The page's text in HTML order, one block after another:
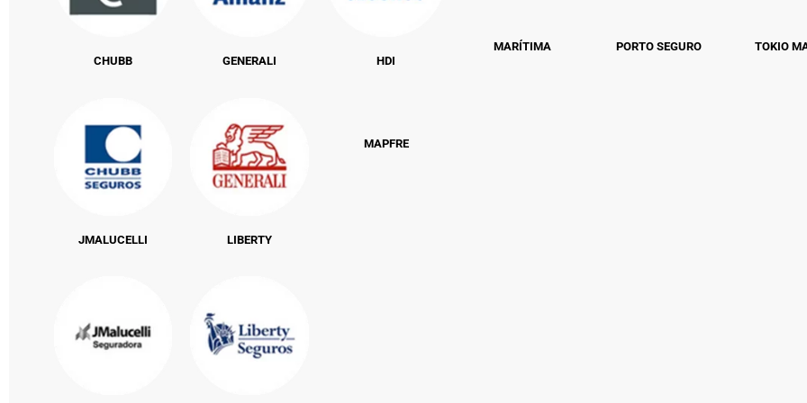
CHUBB
JMALUCELLI
GENERALI
LIBERTY
HDI
MAPFRE
MARÍTIMA PORTO SEGURO TOKIO